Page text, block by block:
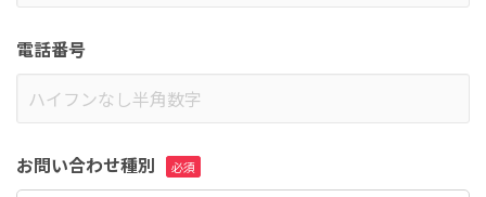
電話番号
お問い合わせ種別